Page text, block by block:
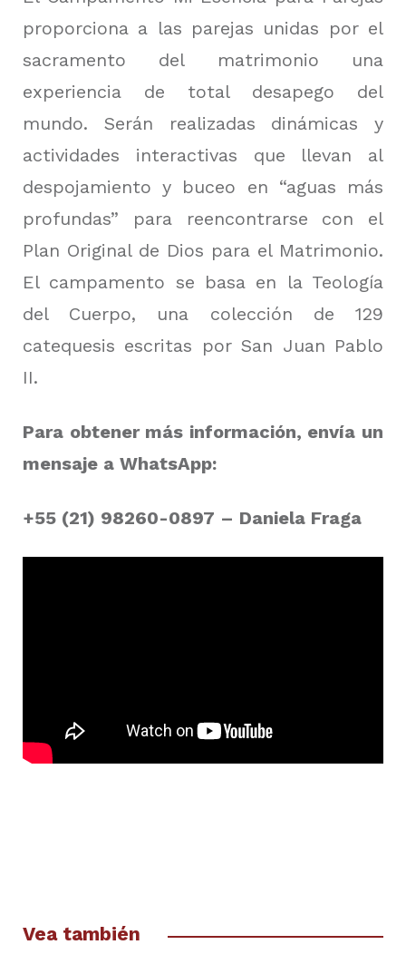
proporciona a las parejas unidas por el
sacramento del matrimonio una
experiencia de total desapego del
mundo. Serán realizadas dinámicas y
actividades interactivas que llevan al
despojamiento y buceo en “aguas más
profundas” para reencontrarse con el
Plan Original de Dios para el Matrimonio.
El campamento se basa en la Teología
del Cuerpo, una colección de 129
catequesis escritas por San Juan Pablo
II.
Para obtener más información, envía un
mensaje a WhatsApp:
+55 (21) 98260-0897 – Daniela Fraga
Vea también